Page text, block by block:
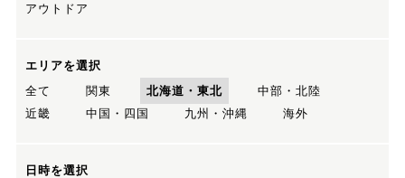
アウトドア
エリアを選択
全て
関東 北海道・東北
中部・北陸
近畿
中国・四国 九州・沖縄 海外
日時を選択